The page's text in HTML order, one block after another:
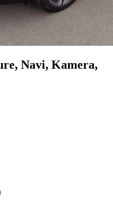
Navi, Kamera,